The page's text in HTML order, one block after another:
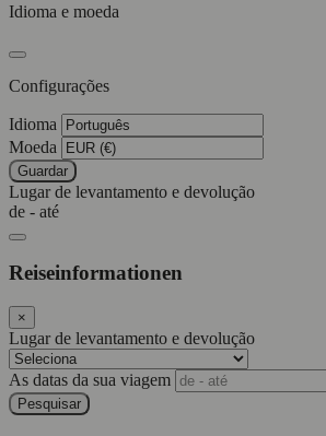
Idioma e moeda
Configurações
Idioma
Moeda
Guardar
Lugar de levantamento e devolução
de - até
Reiseinformationen
×
Lugar de levantamento e devolução
As datas da sua viagem
Pesquisar